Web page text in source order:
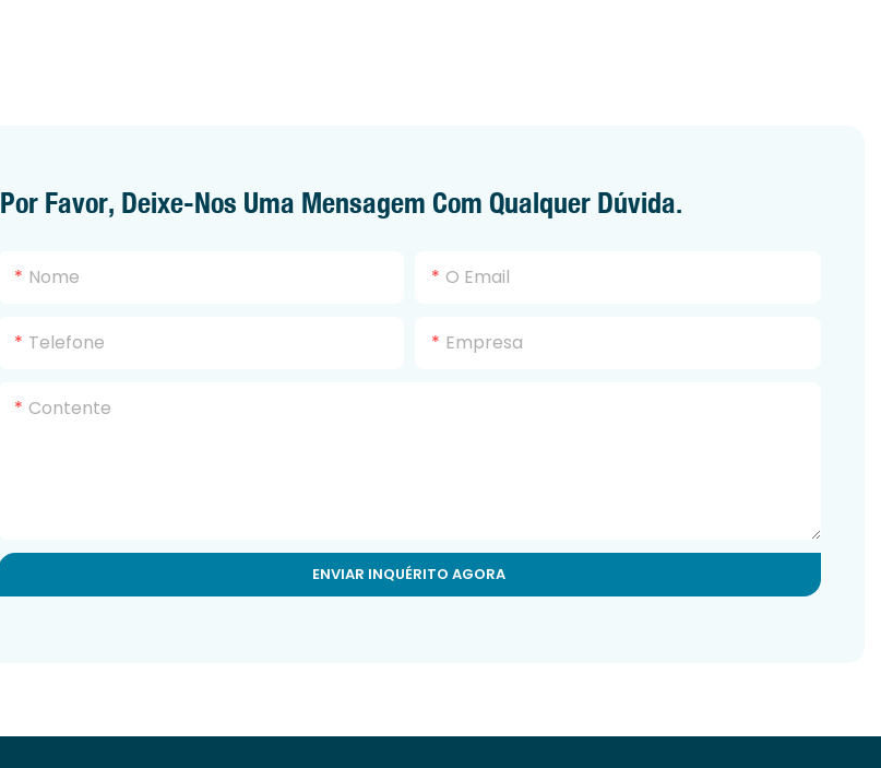
Por Favor, Deixe-Nos Uma Mensagem Com Qualquer Dúvida.
Nome O Email
Telefone Empresa
Contente
ENVIAR INQUÉRITO AGORA